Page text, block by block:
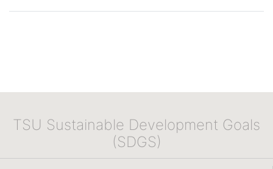
TSU Sustainable Development Goals
(SDGS)